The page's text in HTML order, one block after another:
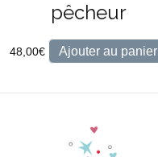
pêcheur
48,00€ Ajouter au panier